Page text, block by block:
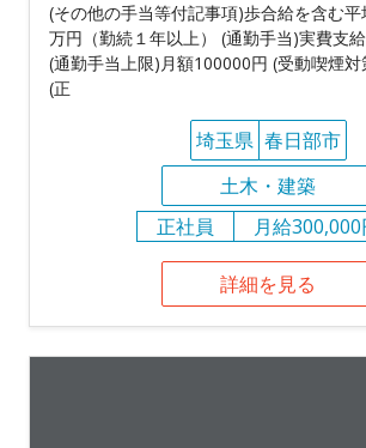
(その他の手当等付記事項)歩合給を含む平
万円（勤続１年以上） (通勤手当)実費支給
(通勤手当上限)月額100000円 (受動喫煙
(正
埼玉県 春日部市
土木・建築
正社員
月給300,000
詳細を見る